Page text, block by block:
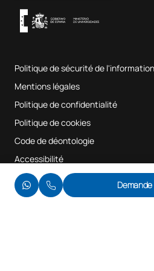
Salles de musique
Système interne d'assurance
Plan du site
© UAX
Politique de sécurité de l'information
Mentions légales
Politique de confidentialité
Politique de cookies
Code de déontologie
Accessibilité